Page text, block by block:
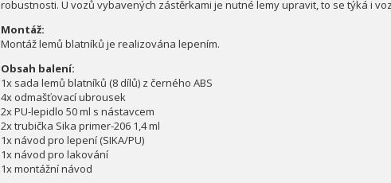
robustnosti. U vozů vybavených zástěrkami je nutné lemy upravit, to se týká i
Montáž:
Montáž lemů blatníků je realizována lepením.
Obsah balení:
1x sada lemů blatníků (8 dílů) z černého ABS
4x odmašťovací ubrousek
2x PU-lepidlo 50 ml s nástavcem
2x trubička Sika primer-206 1,4 ml
1x návod pro lepení (SIKA/PU)
1x návod pro lakování
1x montážní návod